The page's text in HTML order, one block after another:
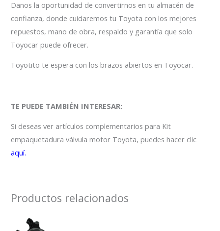
Danos la oportunidad de convertirnos en tu almacén de
confianza, donde cuidaremos tu Toyota con los mejores
repuestos, mano de obra, respaldo y garantía que solo
Toyocar puede ofrecer.
Toyotito te espera con los brazos abiertos en Toyocar.
TE PUEDE TAMBIÉN INTERESAR:
Si deseas ver artículos complementarios para Kit
empaquetadura válvula motor Toyota, puedes hacer clic
aquí.
Productos relacionados